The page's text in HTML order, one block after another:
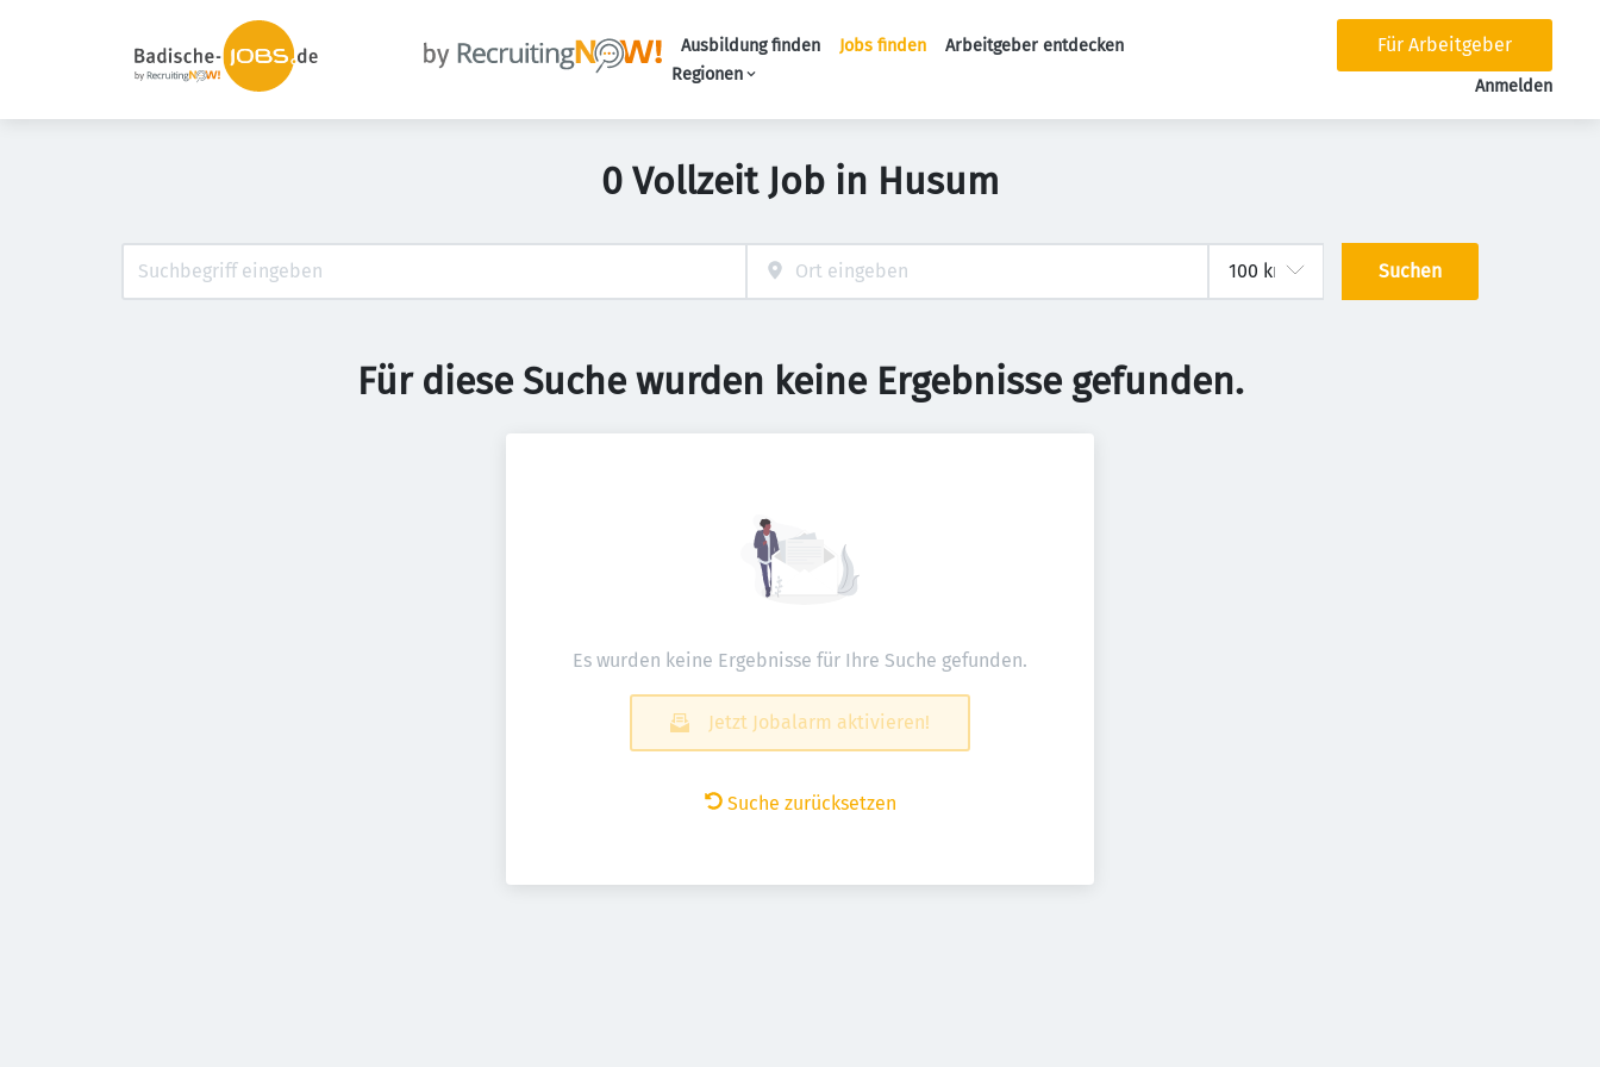
Ausbildung finden Jobs finden
Arbeitgeber entdecken
Regionen
Für Arbeitgeber
Anmelden
0 Vollzeit Job in Husum
Suchen
Für diese Suche wurden keine Ergebnisse gefunden.
Es wurden keine Ergebnisse für Ihre Suche gefunden.
Jetzt Jobalarm aktivieren!
Suche zurücksetzen